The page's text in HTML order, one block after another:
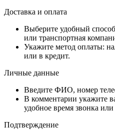
Доставка и оплата
Выберите удобный
или транспортная
Укажите метод оплаты:
или в кредит.
Личные данные
Введите ФИО, номер
В комментарии укажите
удобное время звонка
Подтверждение